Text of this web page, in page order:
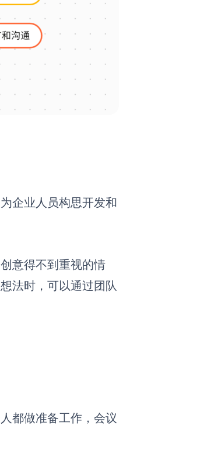
企业人员构思开发和
意得不到重视的情
法时，可以通过团队
都做准备工作，会议